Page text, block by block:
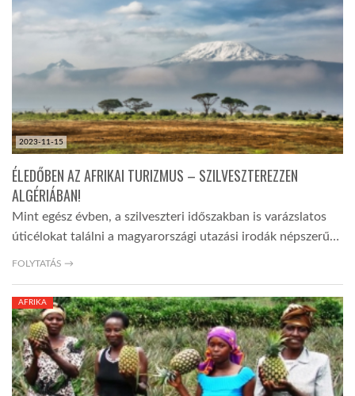
2023-11-15
ÉLEDŐBEN AZ AFRIKAI TURIZMUS – SZILVESZTEREZZEN
ALGÉRIÁBAN!
Mint egész évben, a szilveszteri időszakban is varázslatos
úticélokat találni a magyarországi utazási irodák népszerű…
FOLYTATÁS →
AFRIKA